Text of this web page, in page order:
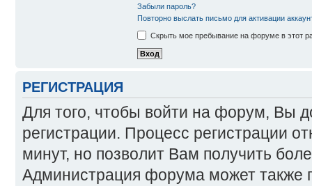
Забыли пароль?
Повторно выслать письмо для активации
Скрыть мое пребывание на форуме в этот
РЕГИСТРАЦИЯ
Для того, чтобы войти на форум, Вы
регистрации. Процесс регистрации
минут, но позволит Вам получить
Администрация форума может также